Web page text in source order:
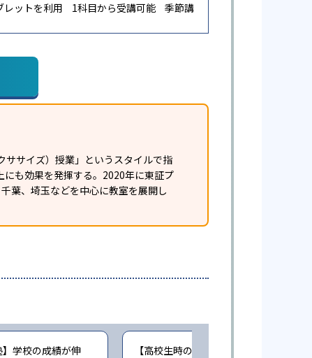
レットを利用 1科目から受講可能
季節講
ササイズ）授業」というスタイルで指
も効果を発揮する。2020年に東証プ
葉、埼玉などを中心に教室を展開し
】学校の成績が伸
【高校生時の通塾】成績が伸び、部活